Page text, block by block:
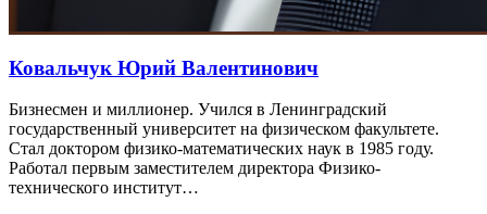
Ковальчук Юрий Валентинович
Бизнесмен и миллионер. Учился в Ленинградский
государственный университет на физическом факультете.
Стал доктором физико-математических наук в 1985 году.
Работал первым заместителем директора Физико-
технического институт…